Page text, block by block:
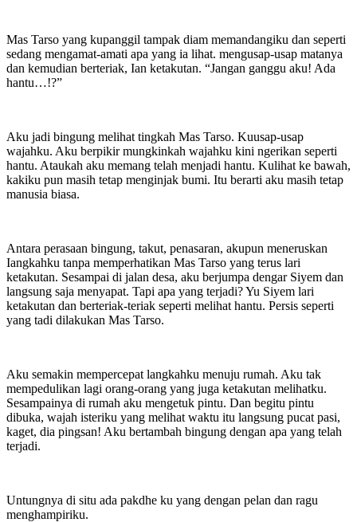
Mas Tarso yang kupanggil tampak diam memandangiku dan seperti
sedang mengamat-amati apa yang ia lihat. mengusap-usap matanya
dan kemudian berteriak, Ian ketakutan. “Jangan ganggu aku! Ada
hantu…!?”
Aku jadi bingung melihat tingkah Mas Tarso. Kuusap-usap
wajahku. Aku berpikir mungkinkah wajahku kini ngerikan seperti
hantu. Ataukah aku memang telah menjadi hantu. Kulihat ke bawah,
kakiku pun masih tetap menginjak bumi. Itu berarti aku masih tetap
manusia biasa.
Antara perasaan bingung, takut, penasaran, akupun meneruskan
Iangkahku tanpa memperhatikan Mas Tarso yang terus lari
ketakutan. Sesampai di jalan desa, aku berjumpa dengar Siyem dan
langsung saja menyapat. Tapi apa yang terjadi? Yu Siyem lari
ketakutan dan berteriak-teriak seperti melihat hantu. Persis seperti
yang tadi dilakukan Mas Tarso.
Aku semakin mempercepat langkahku menuju rumah. Aku tak
mempedulikan lagi orang-orang yang juga ketakutan melihatku.
Sesampainya di rumah aku mengetuk pintu. Dan begitu pintu
dibuka, wajah isteriku yang melihat waktu itu langsung pucat pasi,
kaget, dia pingsan! Aku bertambah bingung dengan apa yang telah
terjadi.
Untungnya di situ ada pakdhe ku yang dengan pelan dan ragu
menghampiriku.